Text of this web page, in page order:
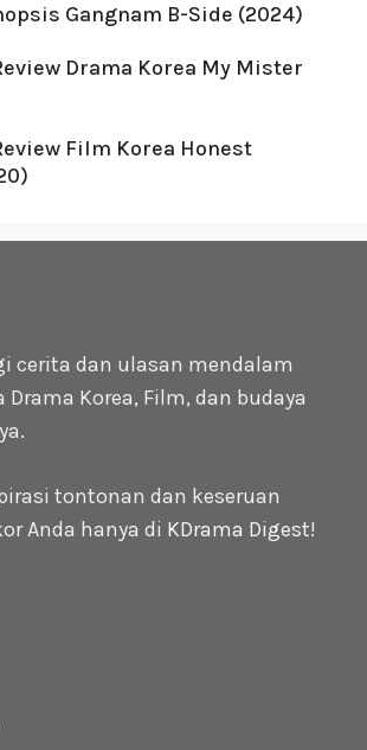
Gangnam B-Side (2024)
Drama Korea My Mister
Film Korea Honest
cerita dan ulasan mendalam
Korea, Film, dan budaya
tontonan dan keseruan
Anda hanya di KDrama Digest!